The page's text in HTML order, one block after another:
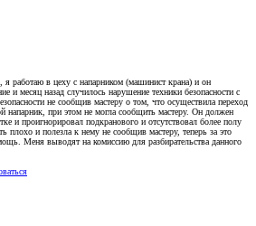
я работаю в цеху с напарником (машинист крана) и он
и месяц назад случилось нарушение техники безопасности с
не сообщив мастеру о том, что осуществила переход
напарник, при этом не могла сообщить мастеру. Он должен
и проигнорировал подкранового и отсутствовал более полу
плохо и полезла к нему не сообщив мастеру, теперь за это
Меня выводят на комиссию для разбирательства данного